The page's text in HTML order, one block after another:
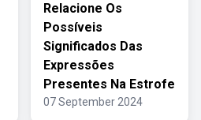
Relacione Os
Possíveis
Significados Das
Expressões
Presentes Na Estrofe
07 September 2024